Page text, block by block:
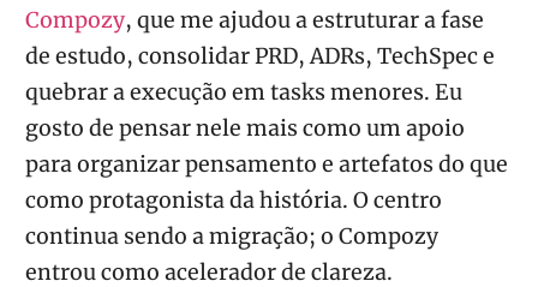
Compozy, que me ajudou a estruturar a fase
de estudo, consolidar PRD, ADRs, TechSpec e
quebrar a execução em tasks menores. Eu
gosto de pensar nele mais como um apoio
para organizar pensamento e artefatos do que
como protagonista da história. O centro
continua sendo a migração; o Compozy
entrou como acelerador de clareza.